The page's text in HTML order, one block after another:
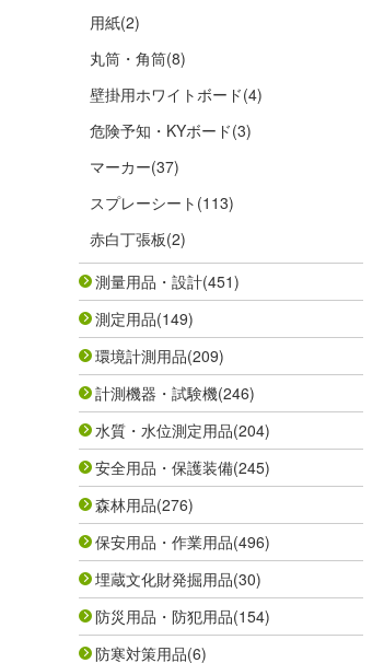
用紙(2)
丸筒・角筒(8)
壁掛用ホワイトボード(4)
危険予知・KYボード(3)
マーカー(37)
スプレーシート (113)
赤白丁張板(2)
測量用品・設計(451)
測定用品(149)
環境計測用品(209)
計測機器・試験機(246)
水質・水位測定用品(204)
安全用品・保護装備(245)
森林用品(276)
保安用品・作業用品(496)
埋蔵文化財発掘用品(30)
防災用品・防犯用品(154)
防寒対策用品(6)